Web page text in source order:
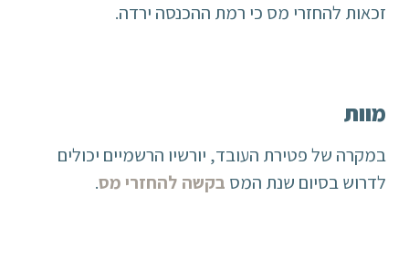
זכאות להחזרי מס כי רמת ההכנסה ירדה.
מוות
במקרה של פטירת העובד, יורשיו הרשמיים יכולים
לדרוש בסיום שנת המס בקשה להחזרי מס.